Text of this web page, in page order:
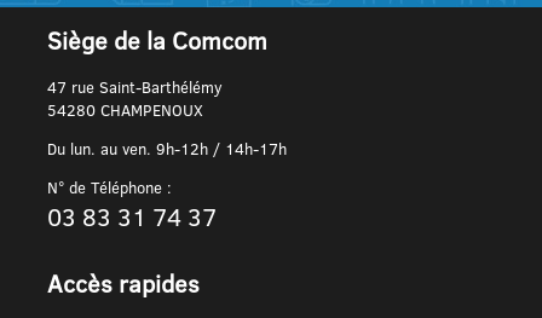
Siège de la Comcom
47 rue Saint-Barthélémy
54280 CHAMPENOUX
Du lun. au ven. 9h-12h / 14h-17h
N° de Téléphone :
03 83 31 74 37
Accès rapides